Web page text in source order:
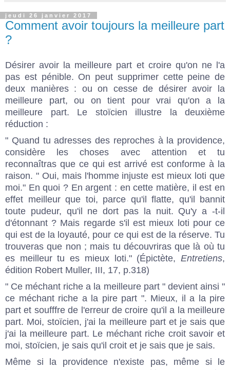
jeudi 26 janvier 2017
Comment avoir toujours la meilleure part
?
Désirer avoir la meilleure part et croire qu'on ne l'a
pas est pénible. On peut supprimer cette peine de
deux manières : ou on cesse de désirer avoir la
meilleure part, ou on tient pour vrai qu'on a la
meilleure part. Le stoïcien illustre la deuxième
réduction :
" Quand tu adresses des reproches à la providence,
considère les choses avec attention et tu
reconnaîtras que ce qui est arrivé est conforme à la
raison. " Oui, mais l'homme injuste est mieux loti que
moi." En quoi ? En argent : en cette matière, il est en
effet meilleur que toi, parce qu'il flatte, qu'il bannit
toute pudeur, qu'il ne dort pas la nuit. Qu'y a -t-il
d'étonnant ? Mais regarde s'il est mieux loti pour ce
qui est de la loyauté, pour ce qui est de la réserve. Tu
trouveras que non ; mais tu découvriras que là où tu
es meilleur tu es mieux loti." (Épictète, Entretiens,
édition Robert Muller, III, 17, p.318)
" Ce méchant riche a la meilleure part " devient ainsi "
ce méchant riche a la pire part ". Mieux, il a la pire
part et soufffre de l'erreur de croire qu'il a la meilleure
part. Moi, stoïcien, j'ai la meilleure part et je sais que
j'ai la meilleure part. Le méchant riche croit savoir et
moi, stoïcien, je sais qu'il croit et je sais que je sais.
Même si la providence n'existe pas, même si le